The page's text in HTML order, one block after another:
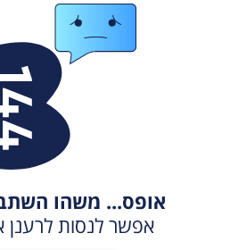
אופס... משהו
אפשר לנסות